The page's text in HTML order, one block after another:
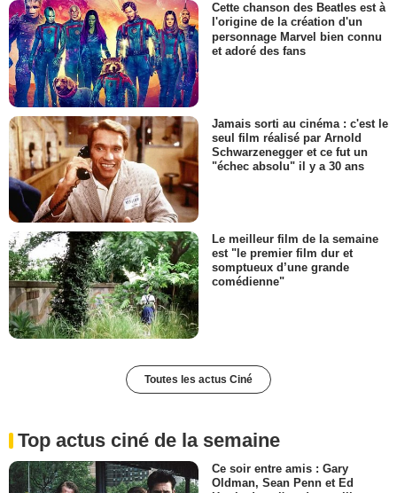
Cette chanson des Beatles est à
l'origine de la création d'un
personnage Marvel bien connu
et adoré des fans
Jamais sorti au cinéma : c'est le
seul film réalisé par Arnold
Schwarzenegger et ce fut un
"échec absolu" il y a 30 ans
Le meilleur film de la semaine
est "le premier film dur et
somptueux d’une grande
comédienne"
Toutes les actus Ciné
Top actus ciné de la semaine
Ce soir entre amis : Gary
Oldman, Sean Penn et Ed